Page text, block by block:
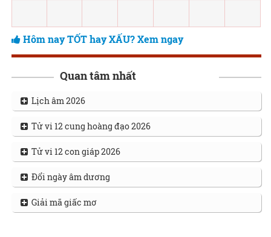
Hôm nay TỐT hay XẤU? Xem ngay
Quan tâm nhất
Lịch âm 2026
Tử vi 12 cung hoàng đạo 2026
Tử vi 12 con giáp 2026
Đổi ngày âm dương
Giải mã giấc mơ